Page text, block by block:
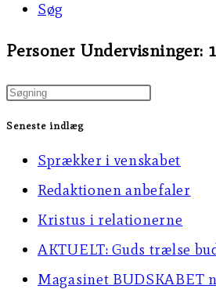
Søg
Personer Undervisninger:
Press
to
close
search
Seneste indlæg
Sprækker i venskabet
Redaktionen anbefaler
Kristus i relationerne
AKTUELT: Guds trælse
Magasinet BUDSKABET